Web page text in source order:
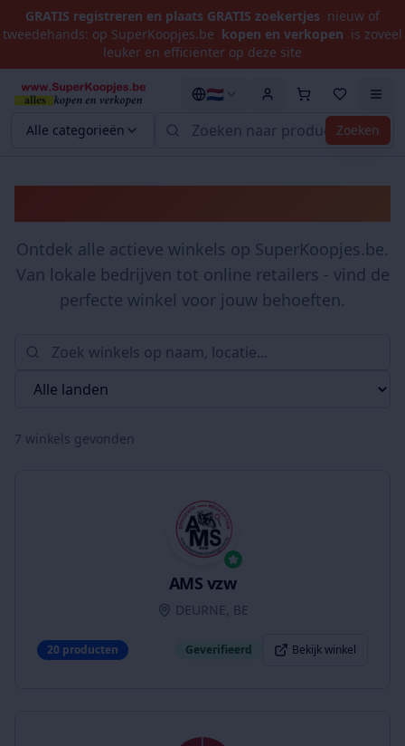
GRATIS registreren en plaats GRATIS zoekertjes nieuw of
tweedehands: op SuperKoopjes.be kopen en verkopen is zoveel
leuker en efficiënter op deze site
Alle categorieën Zoeken
🇳🇱
Ontdek alle actieve winkels op SuperKoopjes.be.
Van lokale bedrijven tot online retailers - vind de
perfecte winkel voor jouw behoeften.
7 winkels gevonden
AMS vzw
DEURNE, BE
20 producten Geverifieerd Bekijk winkel